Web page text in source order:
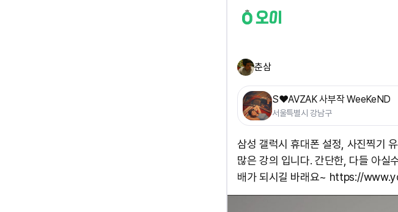
춘삼
S❤️AVZAK 사부작 WeeKeND
서울특별시 강남구
삼성 갤럭시 휴대폰 설정, 사진찍기
많은 강의 입니다. 간단한, 다들 아실
배가 되시길 바래요~ https://